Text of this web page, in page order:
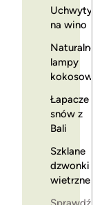
Uchwyty
na wino
Naturalne
lampy
kokosowe
Łapacze
snów z
Bali
Szklane
dzwonki
wietrzne